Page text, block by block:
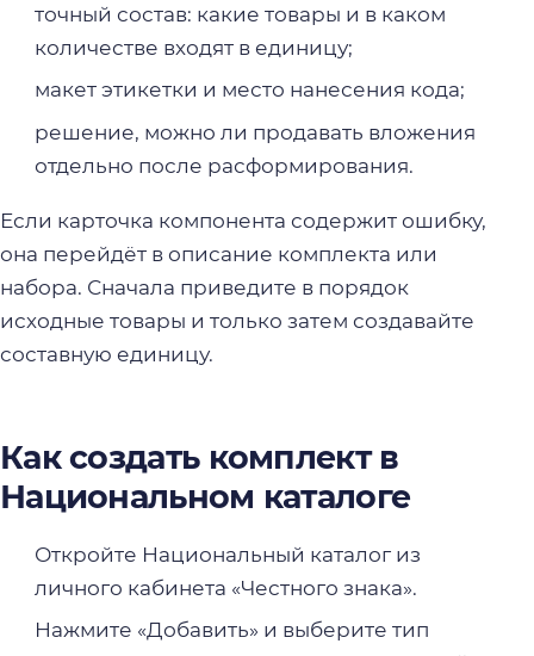
точный состав: какие товары и в каком
количестве входят в единицу;
макет этикетки и место нанесения кода;
решение, можно ли продавать вложения
отдельно после расформирования.
Если карточка компонента содержит ошибку,
она перейдёт в описание комплекта или
набора. Сначала приведите в порядок
исходные товары и только затем создавайте
составную единицу.
Как создать комплект в
Национальном каталоге
Откройте Национальный каталог из
личного кабинета «Честного знака».
Нажмите «Добавить» и выберите тип